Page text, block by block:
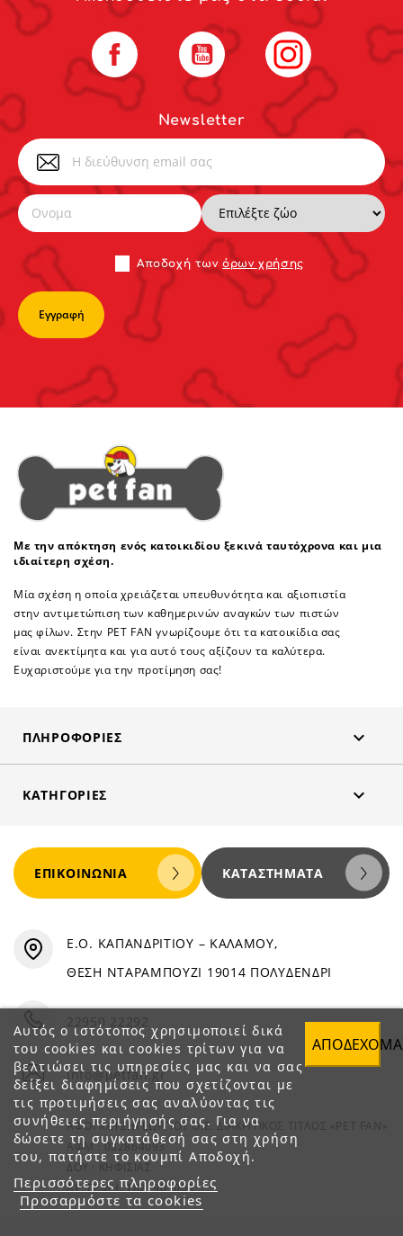
Newsletter
Αποδoχή τωνόρων χρήσης
Facebook YouTube Instagram
Με την απόκτηση ενός κατοικιδίου ξεκινά ταυτόχρονα και μια
ιδιαίτερη σχέση.
Μία σχέση η οποία χρειάζεται υπευθυνότητα και αξιοπιστία
στην αντιμετώπιση των καθημερινών αναγκών των πιστών
μας φίλων. Στην PET FAN γνωρίζουμε ότι τα κατοικίδια σας
είναι ανεκτίμητα και για αυτό τους αξίζουν τα καλύτερα.
Ευχαριστούμε για την προτίμηση σας!
ΠΛΗΡΟΦΟΡΊΕΣ 
ΚΑΤΗΓΟΡΊΕΣ 
Αυτός ο ιστότοπος χρησιμοποιεί δικά
του cookies και cookies τρίτων για να
βελτιώσει τις υπηρεσίες μας και να σας
δείξει διαφημίσεις που σχετίζονται με
τις προτιμήσεις σας αναλύοντας τις
συνήθειες περιήγησής σας. Για να
δώσετε τη συγκατάθεσή σας στη χρήση
του, πατήστε το κουμπί Αποδοχή.
Περισσότερες πληροφορίες
Προσαρμόστε τα cookies
ΕΠΙΚΟΙΝΩΝΊΑ ΚΑΤΑΣΤΉΜΑΤΑ
Ε.Ο. ΚΑΠΑΝΔΡΙΤΙΟΥ – ΚΑΛΑΜΟΥ,
ΘΕΣΗ ΝΤΑΡΑΜΠΟΥΖΙ 19014 ΠΟΛΥΔΕΝΔΡΙ
22950 22292
info@petfan.gr
ΑΦΟΙ ΧΑΤΖΗΓΕΩΡΓΙΟΥ Ο.Ε. ΔΙΑΚΡΙΤΙΚΟΣ ΤΙΤΛΟΣ «PET FAN»
ΑΦΜ : 082864093
ΔΟΥ : ΚΗΦΙΣΙΑΣ
ΑΡ. ΓΕΜΗ: 1821901000